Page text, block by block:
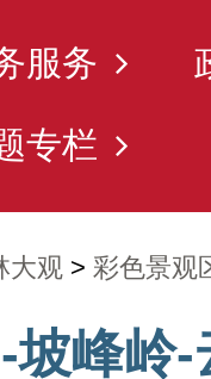
服务
专栏
大观 >彩色景观
坡峰岭